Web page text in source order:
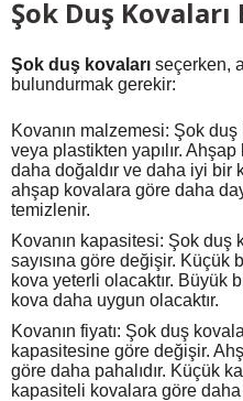
Şok Duş Kovaları
Şok duş kovaları seçerken,
bulundurmak gerekir:
Kovanın malzemesi: Şok
veya plastikten yapılır.
daha doğaldır ve daha iyi bir
ahşap kovalara göre daha
temizlenir.
Kovanın kapasitesi: Şok duş
sayısına göre değişir.
kova yeterli olacaktır. Büyük
kova daha uygun olacaktır.
Kovanın fiyatı: Şok duş
kapasitesine göre değişir.
göre daha pahalıdır. Küçük
kapasiteli kovalara göre